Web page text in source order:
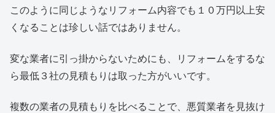
このように同じようなリフォーム内容でも１０万円以上安
くなることは珍しい話ではありません。
変な業者に引っ掛からないためにも、リフォームをするな
ら最低３社の見積もりは取った方がいいです。
複数の業者の見積もりを比べることで、悪質業者を見抜け